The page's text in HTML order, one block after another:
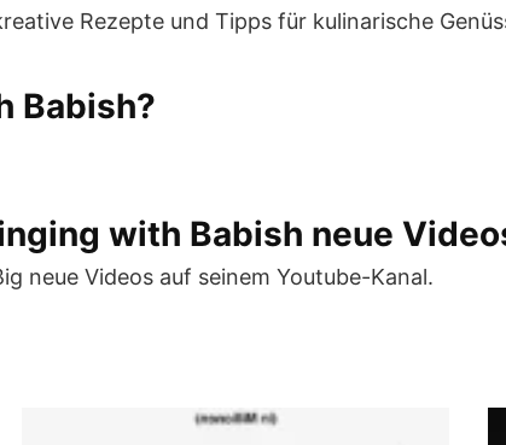
Rezepte und Tipps für kulinarische
Babish?
with Babish neue
neue Videos auf seinem Youtube-Kanal.